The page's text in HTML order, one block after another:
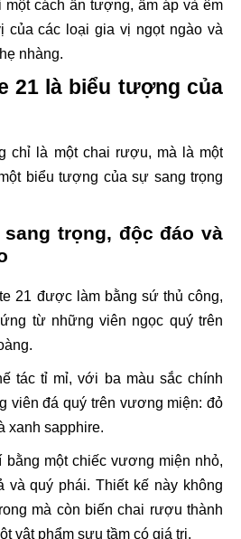
một cách ấn tượng, ấm áp và êm
của các loại gia vị ngọt ngào và
nhàng.
21 là biểu tượng của
chỉ là một chai rượu, mà là một
biểu tượng của sự sang trọng
trọng, độc đáo và
21 được làm bằng sứ thủ công,
từ những viên ngọc quý trên
tác tỉ mỉ, với ba màu sắc chính
viên đá quý trên vương miện: đỏ
xanh sapphire.
bằng một chiếc vương miện nhỏ,
quý phái. Thiết kế này không
mà còn biến chai rượu thành
vật phẩm sưu tầm có giá trị.